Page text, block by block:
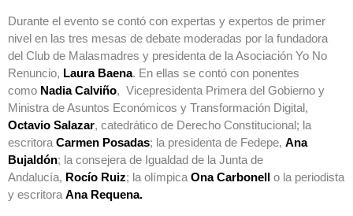
Durante el evento se contó con expertas y expertos de primer
nivel en las tres mesas de debate moderadas por la fundadora
del Club de Malasmadres y presidenta de la Asociación Yo No
Renuncio, Laura Baena. En ellas se contó con ponentes
como Nadia Calviño, Vicepresidenta Primera del Gobierno y
Ministra de Asuntos Económicos y Transformación Digital,
Octavio Salazar, catedrático de Derecho Constitucional; la
escritora Carmen Posadas; la presidenta de Fedepe, Ana
Bujaldón; la consejera de Igualdad de la Junta de
Andalucía, Rocío Ruiz; la olímpica Ona Carbonell o la periodista
y escritora Ana Requena.